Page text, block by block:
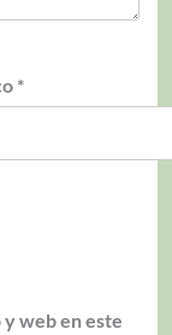
*
web en este